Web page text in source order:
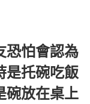
是托碗吃飯
碗放在桌上